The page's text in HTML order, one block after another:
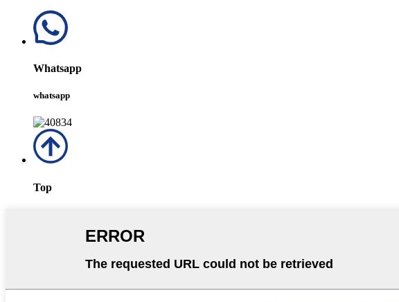
Whatsapp
whatsapp
Top